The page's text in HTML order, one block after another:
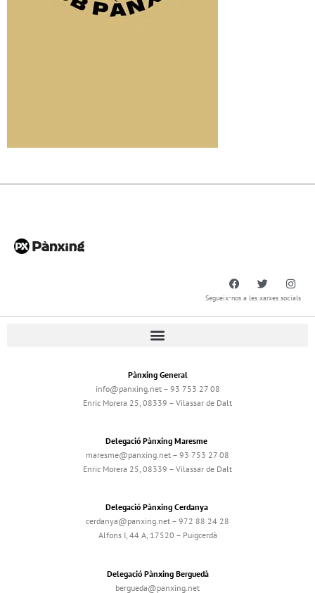
Segueix-nos a les xarxes socials
Pànxing General
info@panxing.net – 93 753 27 08
Enric Morera 25, 08339 – Vilassar de Dalt
Delegació Pànxing Maresme
maresme@panxing.net – 93 753 27 08
Enric Morera 25, 08339 – Vilassar de Dalt
Delegació Pànxing Cerdanya
cerdanya@panxing.net – 972 88 24 28
Alfons I, 44 A, 17520 – Puigcerdà
Delegació Pànxing Berguedà
bergueda@panxing.net